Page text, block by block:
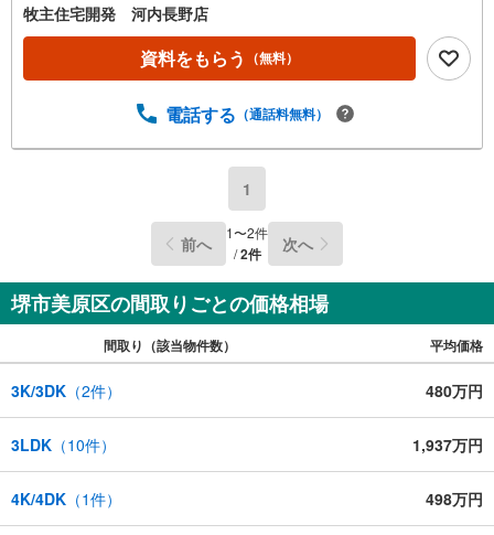
牧主住宅開発 河内長野店
資料をもらう （無料）
電話する （通話料無料）
1
前へ 1〜2件
/2件 次へ
堺市美原区の間取りごとの価格相場
間取り（該当物件数） 平均価格
3K/3DK （2件） 480万円
3LDK （10件） 1,937万円
4K/4DK （1件） 498万円